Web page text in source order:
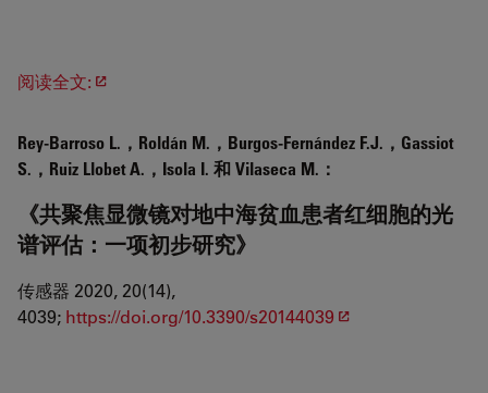
阅读全文:
Rey-Barroso L.，Roldán M.，Burgos-Fernández F.J.，Gassiot
S.，Ruiz Llobet A.，Isola I. 和 Vilaseca M.：
《共聚焦显微镜对地中海贫血患者红细胞的光
谱评估：一项初步研究》
传感器 2020, 20(14),
4039; https://doi.org/10.3390/s20144039